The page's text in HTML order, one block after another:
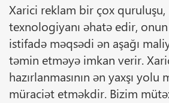
Xarici reklam bir çox
texnologiyanı əhatə edir,
istifadə məqsədi ən aşağı
təmin etməyə imkan verir.
hazırlanmasının ən yaxşı yolu
müraciət etməkdir. Bizim